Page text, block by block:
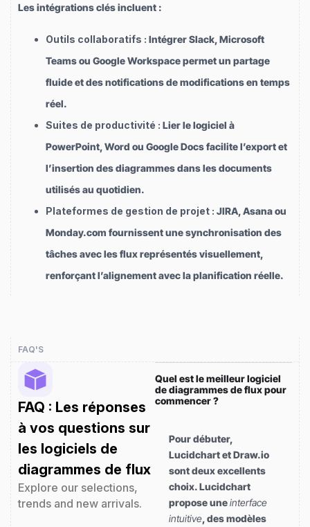
Les intégrations clés incluent :
Outils collaboratifs : Intégrer Slack, Microsoft
Teams ou Google Workspace permet un partage
fluide et des notifications de modifications en temps
réel.
Suites de productivité : Lier le logiciel à
PowerPoint, Word ou Google Docs facilite l’export et
l’insertion des diagrammes dans les documents
utilisés au quotidien.
Plateformes de gestion de projet : JIRA, Asana ou
Monday.com fournissent une synchronisation des
tâches avec les flux représentés visuellement,
renforçant l’alignement avec la planification réelle.
FAQ'S
FAQ : Les réponses
à vos questions sur
les logiciels de
diagrammes de flux
Explore our selections,
trends and new arrivals.
Quel est le meilleur logiciel
de diagrammes de flux pour
commencer ?
Pour débuter,
Lucidchart et Draw.io
sont deux excellents
choix. Lucidchart
propose uneinterface
intuitive, des modèles